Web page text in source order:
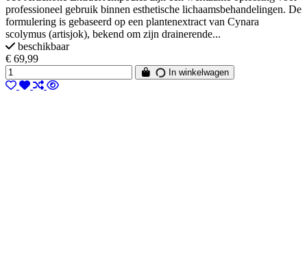
professioneel gebruik binnen esthetische lichaamsbehandelingen. De
formulering is gebaseerd op een plantenextract van Cynara
scolymus (artisjok), bekend om zijn drainerende...
beschikbaar
€ 69,99
In winkelwagen